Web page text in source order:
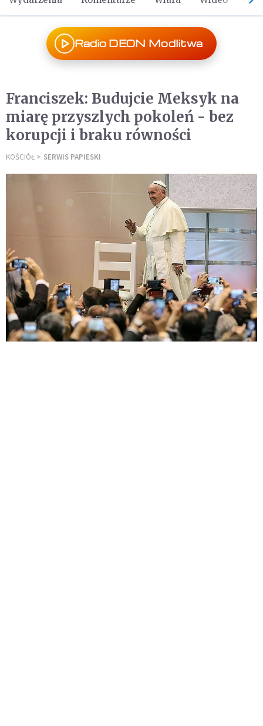
Radio DEON Modlitwa
Franciszek: Budujcie Meksyk na
miarę przyszlych pokoleń - bez
korupcji i braku równości
KOŚCIÓŁ SERWIS PAPIESKI